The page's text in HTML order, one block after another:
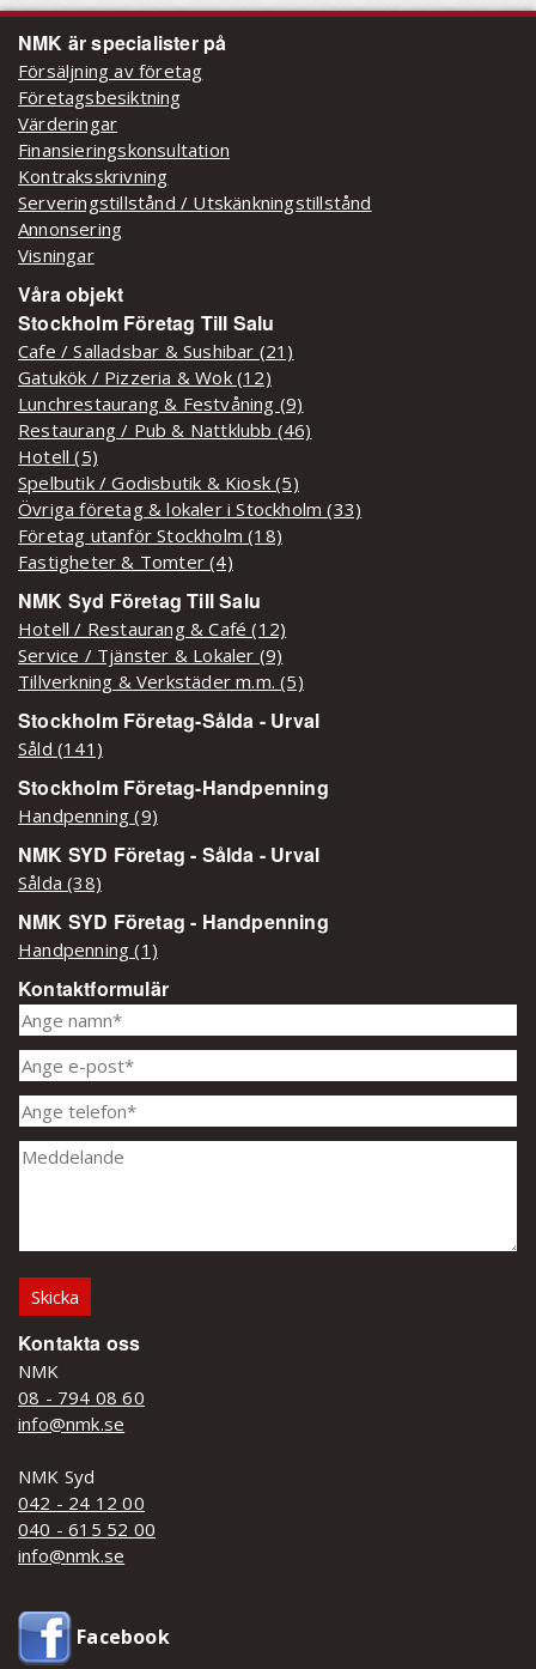
NMK är specialister på
Försäljning av företag
Företagsbesiktning
Värderingar
Finansieringskonsultation
Kontraksskrivning
Serveringstillstånd / Utskänkningstillstånd
Annonsering
Visningar
Våra objekt
Stockholm Företag Till Salu
Cafe / Salladsbar & Sushibar (21)
Gatukök / Pizzeria & Wok (12)
Lunchrestaurang & Festvåning (9)
Restaurang / Pub & Nattklubb (46)
Hotell (5)
Spelbutik / Godisbutik & Kiosk (5)
Övriga företag & lokaler i Stockholm (33)
Företag utanför Stockholm (18)
Fastigheter & Tomter (4)
NMK Syd Företag Till Salu
Hotell / Restaurang & Café (12)
Service / Tjänster & Lokaler (9)
Tillverkning & Verkstäder m.m. (5)
Stockholm Företag-Sålda - Urval
Såld (141)
Stockholm Företag-Handpenning
Handpenning (9)
NMK SYD Företag - Sålda - Urval
Sålda (38)
NMK SYD Företag - Handpenning
Handpenning (1)
Kontaktformulär
Kontakta oss
NMK
08 - 794 08 60
info@nmk.se
NMK Syd
042 - 24 12 00
040 - 615 52 00
info@nmk.se
Facebook